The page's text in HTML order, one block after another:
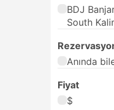
BDJ
South
Anında
Fiyat
$